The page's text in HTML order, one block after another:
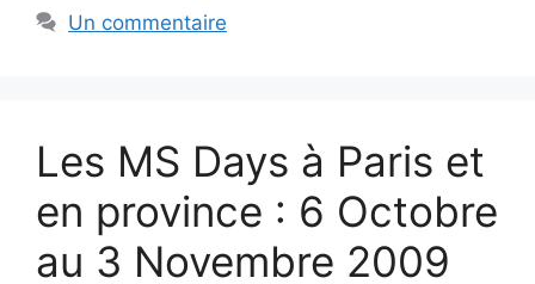
Un commentaire
Les MS Days à Paris et
en province : 6 Octobre
au 3 Novembre 2009